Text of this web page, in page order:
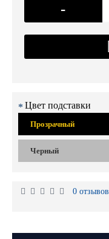
-
Цвет подставки
Прозрачный
Черный
0 отзывов